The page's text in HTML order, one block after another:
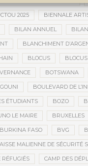
2025 BIENNALE
BILAN ANNUEL
BLANCHIMENT
BLOCUS
BOTSWANA
BOULEVARD DE
ÉTUDIANTS BOZO
LE MAIRE BRUXELLES
BURKINA FASO BVG
MALIENNE DE SÉCURITÉ
RÉFUGIÉS CAMP DES